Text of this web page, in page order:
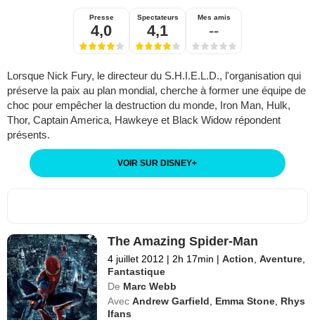
Presse
4,0
Spectateurs
4,1
Mes amis
--
Lorsque Nick Fury, le directeur du S.H.I.E.L.D., l'organisation qui
préserve la paix au plan mondial, cherche à former une équipe de
choc pour empêcher la destruction du monde, Iron Man, Hulk,
Thor, Captain America, Hawkeye et Black Widow répondent
présents.
VOIR SUR DISNEY+
The Amazing Spider-Man
4 juillet 2012 | 2h 17min | Action ,Aventure
Fantastique
De Marc Webb
Avec Andrew Garfield Emma Stone Rhys
Ifans